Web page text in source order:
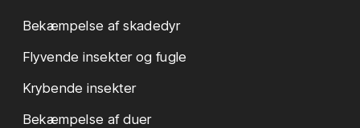
Bekæmpelse af skadedyr
Flyvende insekter og fugle
Krybende insekter
Bekæmpelse af duer